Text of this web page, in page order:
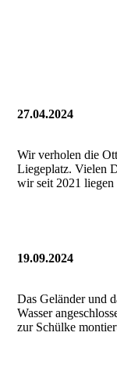
27.04.2024
Wir verholen die
Liegeplatz. Vielen
wir seit 2021 liegen
19.09.2024
Das Geländer und
Wasser
zur Schülke